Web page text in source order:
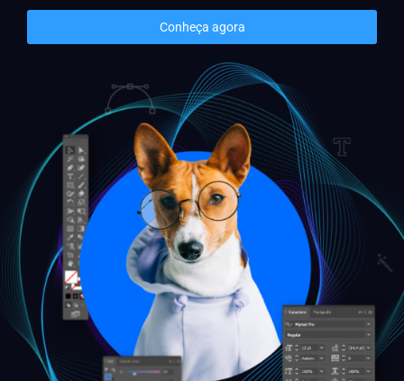
Conheça agora